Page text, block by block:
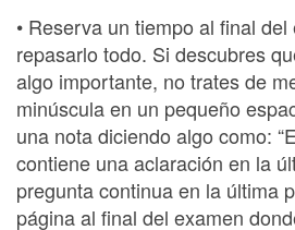
• Reserva un tiempo al final
repasarlo todo. Si descubres
algo importante, no trates de
minúscula en un pequeño
una nota diciendo algo como:
contiene una aclaración en la
pregunta continua en la última
página al final del examen